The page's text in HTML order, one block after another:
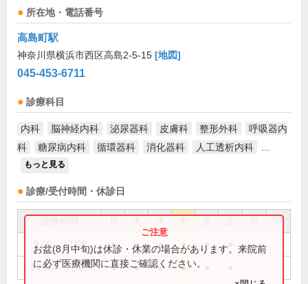
所在地・電話番号
高島町駅
神奈川県横浜市西区高島2-5-15 [地図]
045-453-6711
診療科目
内科 脳神経内科 泌尿器科 皮膚科 整形外科
呼吸器内
科
糖尿病内科 循環器科 消化器科 人工透析内科
もっと見る
診療/受付時間・休診日
祝
9:00～12:00 ● ● ● ● ●
14:00～17:00 ● ● ● ●
お盆(8月中旬)は休診・休業の場合があります。来院前
に必ず医療機関に直接ご確認ください。